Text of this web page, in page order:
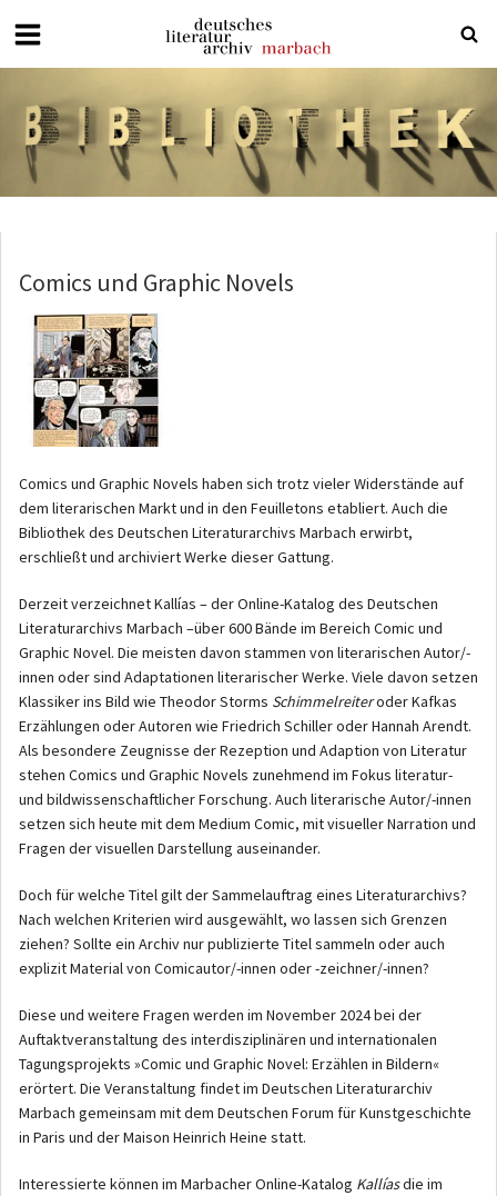
Deutsches
Marbach
Comics und Graphic Novels
Comics und Graphic Novels haben sich trotz vieler Widerstände auf
dem literarischen Markt und in den Feuilletons etabliert. Auch die
Bibliothek des Deutschen Literaturarchivs Marbach erwirbt,
erschließt und archiviert Werke dieser Gattung.
Derzeit verzeichnet Kallías – der Online-Katalog des Deutschen
Literaturarchivs Marbach –über 600 Bände im Bereich Comic und
Graphic Novel. Die meisten davon stammen von literarischen Autor/-
innen oder sind Adaptationen literarischer Werke. Viele davon setzen
Klassiker ins Bild wie Theodor Storms Schimmelreiteroder Kafkas
Erzählungen oder Autoren wie Friedrich Schiller oder Hannah Arendt.
Als besondere Zeugnisse der Rezeption und Adaption von Literatur
stehen Comics und Graphic Novels zunehmend im Fokus literatur-
und bildwissenschaftlicher Forschung. Auch literarische Autor/-innen
setzen sich heute mit dem Medium Comic, mit visueller Narration und
Fragen der visuellen Darstellung auseinander.
Doch für welche Titel gilt der Sammelauftrag eines Literaturarchivs?
Nach welchen Kriterien wird ausgewählt, wo lassen sich Grenzen
ziehen? Sollte ein Archiv nur publizierte Titel sammeln oder auch
explizit Material von Comicautor/-innen oder -zeichner/-innen?
Diese und weitere Fragen werden im November 2024 bei der
Auftaktveranstaltung des interdisziplinären und internationalen
Tagungsprojekts »Comic und Graphic Novel: Erzählen in Bildern«
erörtert. Die Veranstaltung findet im Deutschen Literaturarchiv
Marbach gemeinsam mit dem Deutschen Forum für Kunstgeschichte
in Paris und der Maison Heinrich Heine statt.
Interessierte können im Marbacher Online-Katalog Kallíasdie im